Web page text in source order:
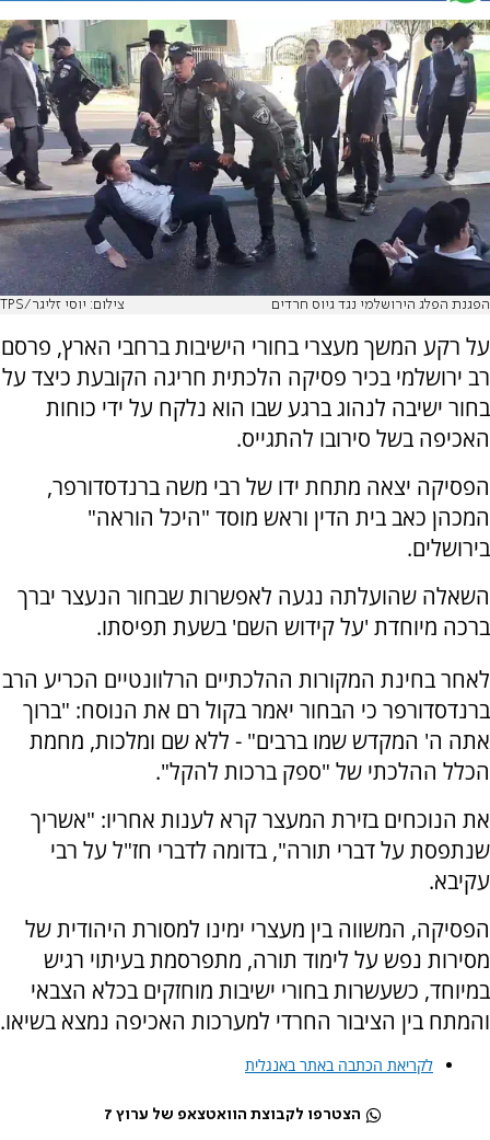
הפגנת הפלג הירושלמי נגד גיוס חרדים צילום: יוסי זליגר/TPS
על רקע המשך מעצרי בחורי הישיבות ברחבי הארץ, פרסם
רב ירושלמי בכיר פסיקה הלכתית חריגה הקובעת כיצד על
בחור ישיבה לנהוג ברגע שבו הוא נלקח על ידי כוחות
האכיפה בשל סירובו להתגייס.
הפסיקה יצאה מתחת ידו של רבי משה ברנדסדורפר,
המכהן כאב בית הדין וראש מוסד "היכל הוראה"
בירושלים.
השאלה שהועלתה נגעה לאפשרות שבחור הנעצר יברך
ברכה מיוחדת 'על קידוש השם' בשעת תפיסתו.
לאחר בחינת המקורות ההלכתיים הרלוונטיים הכריע הרב
ברנדסדורפר כי הבחור יאמר בקול רם את הנוסח: "ברוך
אתה ה' המקדש שמו ברבים" - ללא שם ומלכות, מחמת
הכלל ההלכתי של "ספק ברכות להקל".
את הנוכחים בזירת המעצר קרא לענות אחריו: "אשריך
שנתפסת על דברי תורה", בדומה לדברי חז"ל על רבי
עקיבא.
הפסיקה, המשווה בין מעצרי ימינו למסורת היהודית של
מסירות נפש על לימוד תורה, מתפרסמת בעיתוי רגיש
במיוחד, כשעשרות בחורי ישיבות מוחזקים בכלא הצבאי
והמתח בין הציבור החרדי למערכות האכיפה נמצא בשיאו.
לקריאת הכתבה באתר באנגלית
הצטרפו לקבוצת הוואטצאפ של ערוץ 7